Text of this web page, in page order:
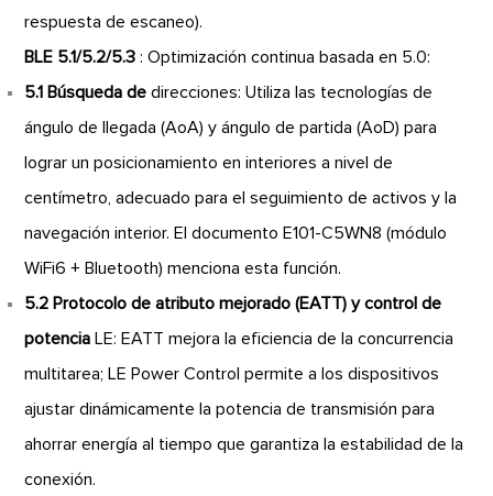
respuesta de escaneo).
BLE 5.1/5.2/5.3 : Optimización continua basada en 5.0:
5.1 Búsqueda de direcciones: Utiliza las tecnologías de
ángulo de llegada (AoA) y ángulo de partida (AoD) para
lograr un posicionamiento en interiores a nivel de
centímetro, adecuado para el seguimiento de activos y la
navegación interior. El documento E101-C5WN8 (módulo
WiFi6 + Bluetooth) menciona esta función.
5.2 Protocolo de atributo mejorado (EATT) y control de
potencia LE: EATT mejora la eficiencia de la concurrencia
multitarea; LE Power Control permite a los dispositivos
ajustar dinámicamente la potencia de transmisión para
ahorrar energía al tiempo que garantiza la estabilidad de la
conexión.